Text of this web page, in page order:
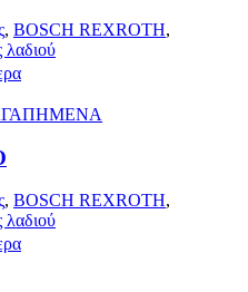
, BOSCH REXROTH,
λαδιού
, BOSCH REXROTH,
λαδιού